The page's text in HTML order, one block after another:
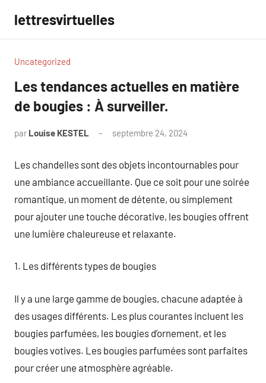
contenu
lettresvirtuelles
Uncategorized
Les tendances actuelles en matière
de bougies : À surveiller.
par Louise KESTEL septembre 24, 2024
Les chandelles sont des objets incontournables pour
une ambiance accueillante. Que ce soit pour une soirée
romantique, un moment de détente, ou simplement
pour ajouter une touche décorative, les bougies offrent
une lumière chaleureuse et relaxante.
1. Les différents types de bougies
Il y a une large gamme de bougies, chacune adaptée à
des usages différents. Les plus courantes incluent les
bougies parfumées, les bougies d’ornement, et les
bougies votives. Les bougies parfumées sont parfaites
pour créer une atmosphère agréable.